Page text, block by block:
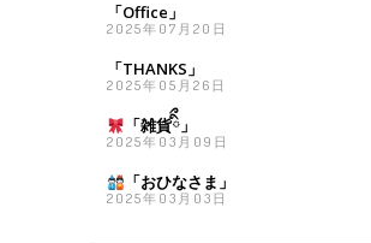
「Office」
2025年07月20日
「THANKS」
2025年05月26日
「雑貨ིྀ」
2025年03月09日
「おひなさま 」
2025年03月03日